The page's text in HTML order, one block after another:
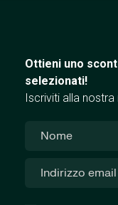
Ottieni uno
selezionati!
Iscriviti alla